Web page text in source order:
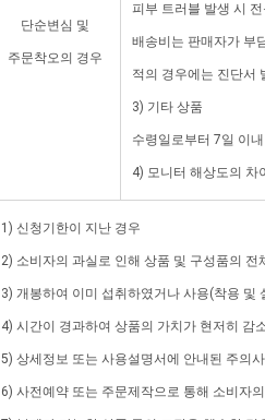
단순변심 및
주문착오의 경우
피부 트러블 발생 시
배송비는 판매자가 부
적의 경우에는 진단서
3) 기타 상품
수령일로부터 7일 이
4) 모니터 해상도의 차
1) 신청기한이 지난 경우
2) 소비자의 과실로 인해 상품 및 구성품의
3) 개봉하여 이미 섭취하였거나 사용(착용 및
4) 시간이 경과하여 상품의 가치가 현저히 감
5) 상세정보 또는 사용설명서에 안내된 주의
6) 사전예약 또는 주문제작으로 통해 소비자